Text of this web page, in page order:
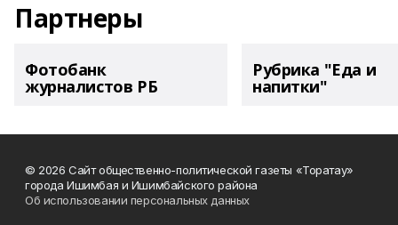
Партнеры
Фотобанк
журналистов РБ
Рубрика "Еда и
напитки"
© 2026 Сайт общественно-политической газеты «Торатау»
города Ишимбая и Ишимбайского района
Об использовании персональных данных